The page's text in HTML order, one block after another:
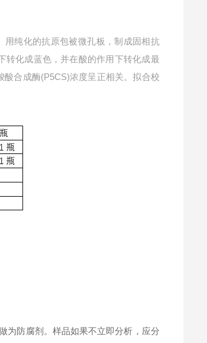
用纯化的抗原包被微孔板，制成固相抗
转化成蓝色，并在酸的作用下转化成最
合成酶(P5CS)浓度呈正相关。拟合校
为防腐剂。样品如果不立即分析，应分